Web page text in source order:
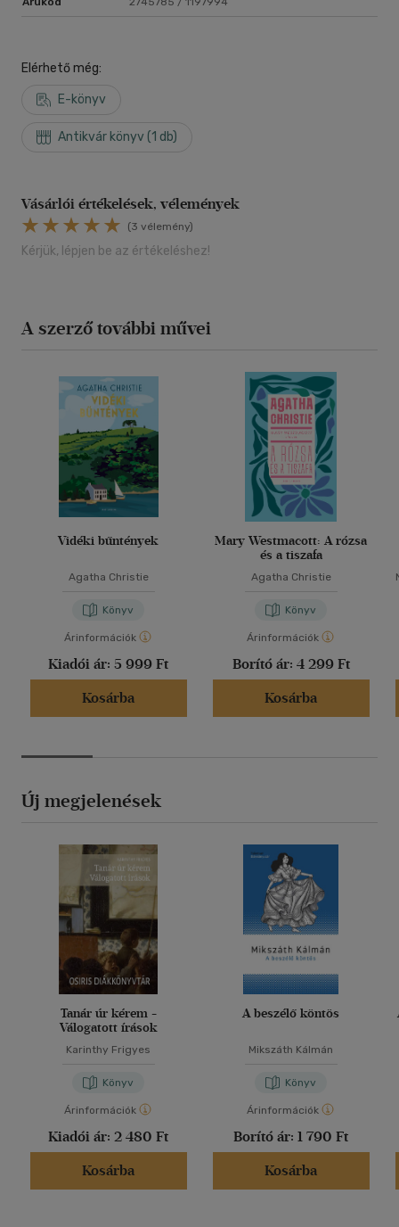
Elérhető még:
E-könyv
Antikvár könyv (1 db)
Vásárlói értékelések, vélemények
(3 vélemény)
Kérjük, lépjen be az értékeléshez!
A szerző további művei
Vidéki bűntények
Agatha Christie
Könyv
Árinformációk
Kiadói ár: 5 999 Ft
Kosárba
Mary Westmacott: A rózsa
és a tiszafa
Agatha Christie
Könyv
Árinformációk
Borító ár: 4 299 Ft
Kosárba
Új megjelenések
Tanár úr kérem -
Válogatott írások
Karinthy Frigyes
Könyv
Árinformációk
Kiadói ár: 2 480 Ft
Kosárba
A beszélő köntös
Mikszáth Kálmán
Könyv
Árinformációk
Borító ár: 1 790 Ft
Kosárba